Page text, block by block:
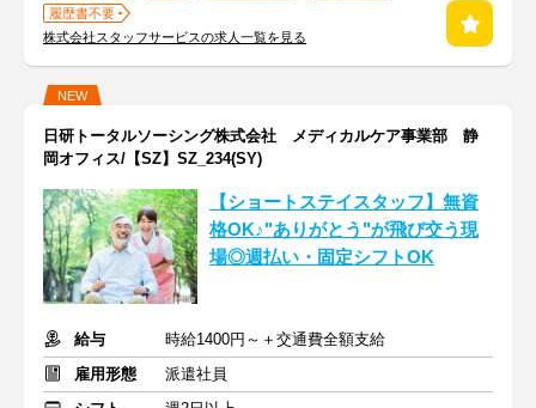
履歴書不要
株式会社スタッフサービスの求人一覧を見る
NEW
日研トータルソーシング株式会社 メディカルケア事業部 静
岡オフィス/【SZ】SZ_234(SY)
【ショートステイスタッフ】無資
格OK♪"ありがとう"が飛び交う現
場◎週払い・固定シフトOK
給与
時給1400円～＋交通費全額支給
雇用形態
派遣社員